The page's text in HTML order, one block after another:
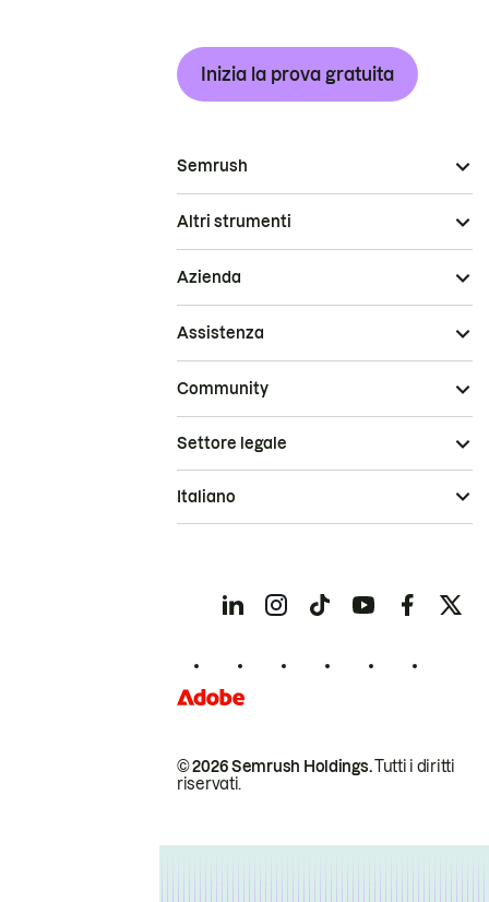
Inizia la prova gratuita
Semrush
Altri strumenti
Azienda
Assistenza
Community
© 2026 Semrush Holdings.Tutti i diritti
riservati.
Settore legale
Italiano